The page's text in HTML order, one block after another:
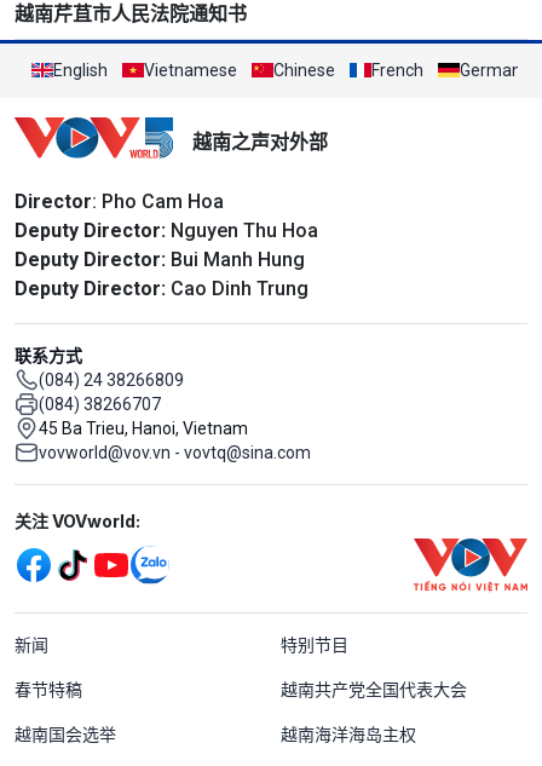
越南芹苴市人民法院通知书
English Vietnamese Chinese French German
越南之声对外部
Director: Pho Cam Hoa
Deputy Director: Nguyen Thu Hoa
Deputy Director: Bui Manh Hung
Deputy Director: Cao Dinh Trung
联系方式
(084) 24 38266809
(084) 38266707
45 Ba Trieu, Hanoi, Vietnam
vovworld@vov.vn - vovtq@sina.com
Mạng xã hội
关注 VOVworld:
Menu footer tiếng Trung Quốc
新闻 特别节目
春节特稿 越南共产党全国代表大会
越南国会选举 越南海洋海岛主权